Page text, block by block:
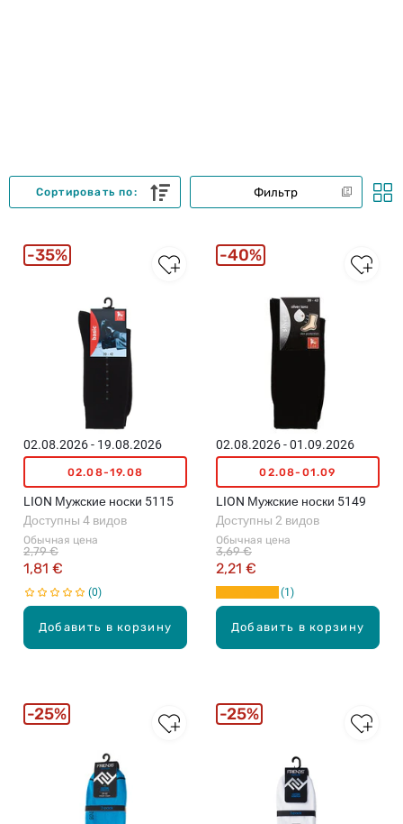
Фильтр
Сортировать по:
Добавить в корзину
02.08.2026 - 19.08.2026
02.08-19.08
LION Мужские носки 5115
Обычная цена
1,81 €
2,79 €
Доступны 4 видов
0
35%
Добавить в корзину
02.08.2026 - 01.09.2026
02.08-01.09
LION Мужские носки 5149
Обычная цена
2,21 €
3,69 €
Доступны 2 видов
1
40%
25% 25%